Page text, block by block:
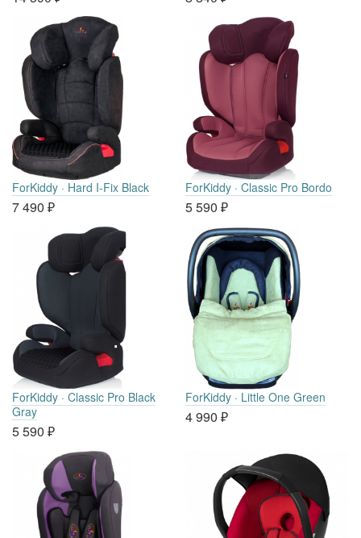
ForKiddy · Hard I-Fix Black
7 490 ₽
ForKiddy · Classic Pro Bordo
5 590 ₽
ForKiddy · Classic Pro Black
Gray
5 590 ₽
ForKiddy · Little One Green
4 990 ₽